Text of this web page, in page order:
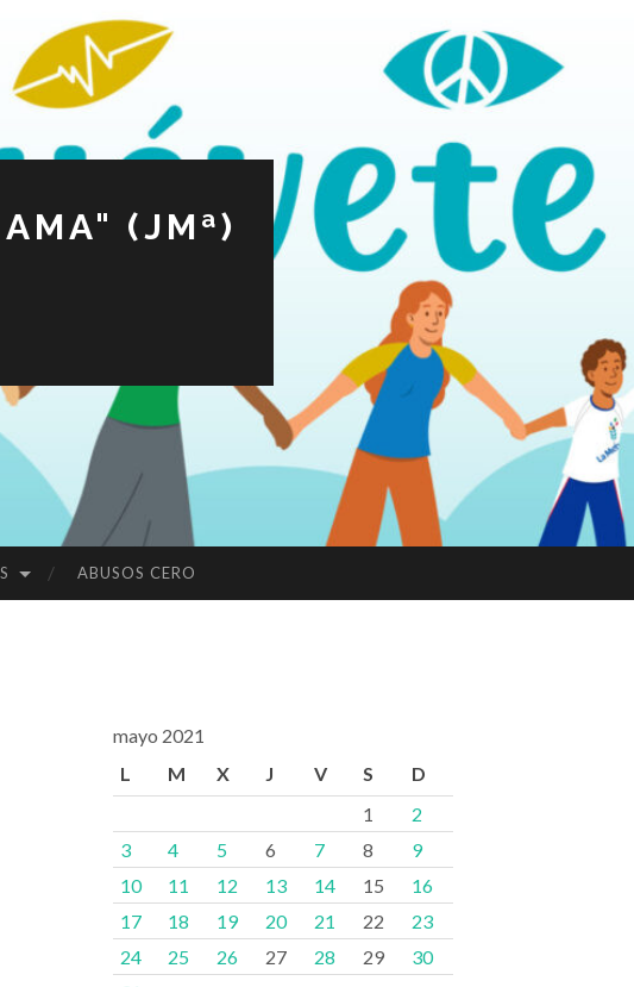
(JMª)
ABUSOS CERO
mayo 2021
L
M X J V S D
1
2
3
4 5 6 7 8
9
10
11 12 13 14 15
16
17
18 19 20 21 22
23
24
25 26 27 28 29
30